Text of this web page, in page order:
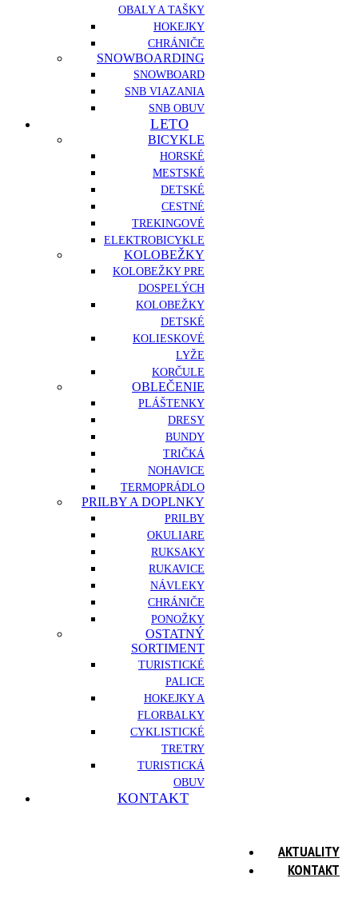
OBALY A TAŠKY
HOKEJKY
CHRÁNIČE
SNOWBOARDING
SNOWBOARD
SNB VIAZANIA
SNB OBUV
LETO
BICYKLE
HORSKÉ
MESTSKÉ
DETSKÉ
CESTNÉ
TREKINGOVÉ
ELEKTROBICYKLE
KOLOBEŽKY
KOLOBEŽKY PRE
DOSPELÝCH
KOLOBEŽKY
DETSKÉ
KOLIESKOVÉ
LYŽE
KORČULE
OBLEČENIE
PLÁŠTENKY
DRESY
BUNDY
TRIČKÁ
NOHAVICE
TERMOPRÁDLO
PRILBY A DOPLNKY
PRILBY
OKULIARE
RUKSAKY
RUKAVICE
NÁVLEKY
CHRÁNIČE
PONOŽKY
OSTATNÝ
SORTIMENT
TURISTICKÉ
PALICE
HOKEJKY A
FLORBALKY
CYKLISTICKÉ
TRETRY
TURISTICKÁ
OBUV
KONTAKT
AKTUALITY
KONTAKT